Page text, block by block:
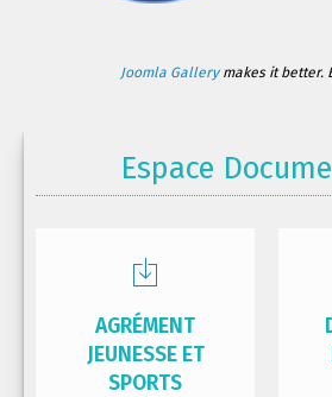
Joomla Gallerymakes it better.
Espace
AGRÉMENT
JEUNESSE ET
SPORTS